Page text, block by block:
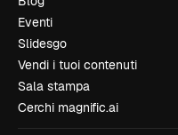
Eventi
Slidesgo
Vendi i tuoi contenuti
Sala stampa
Cerchi magnific.ai